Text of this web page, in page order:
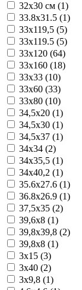
32x30 см (1)
33.8x31.5 (1)
33x119,5 (5)
33x119.5 (5)
33x120 (64)
33x160 (18)
33x33 (10)
33x60 (33)
33x80 (10)
34,5x20 (1)
34,5x30 (1)
34,5x37 (1)
34x34 (2)
34x35,5 (1)
34x40,2 (1)
35.6x27.6 (1)
36.8x26.9 (1)
37,5x35 (2)
39,6x8 (1)
39,8x39,8 (2)
39,8x8 (1)
3x15 (3)
3x40 (2)
3x9,8 (1)